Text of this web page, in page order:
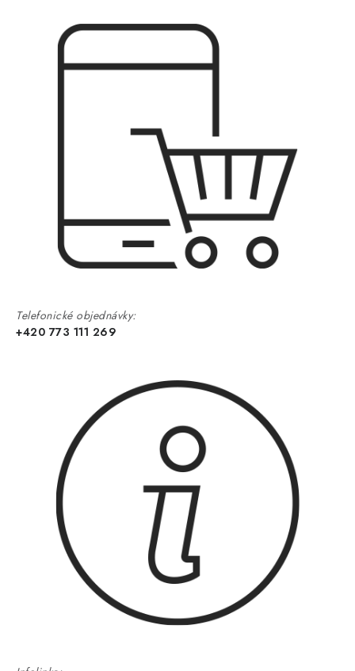
Telefonické objednávky:
+420 773 111 269